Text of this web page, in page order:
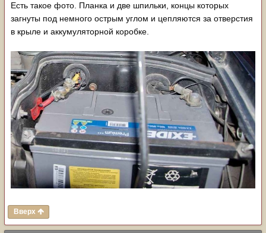
Есть такое фото. Планка и две шпильки, концы которых
загнуты под немного острым углом и цепляются за отверстия
в крыле и аккумуляторной коробке.
Вверх